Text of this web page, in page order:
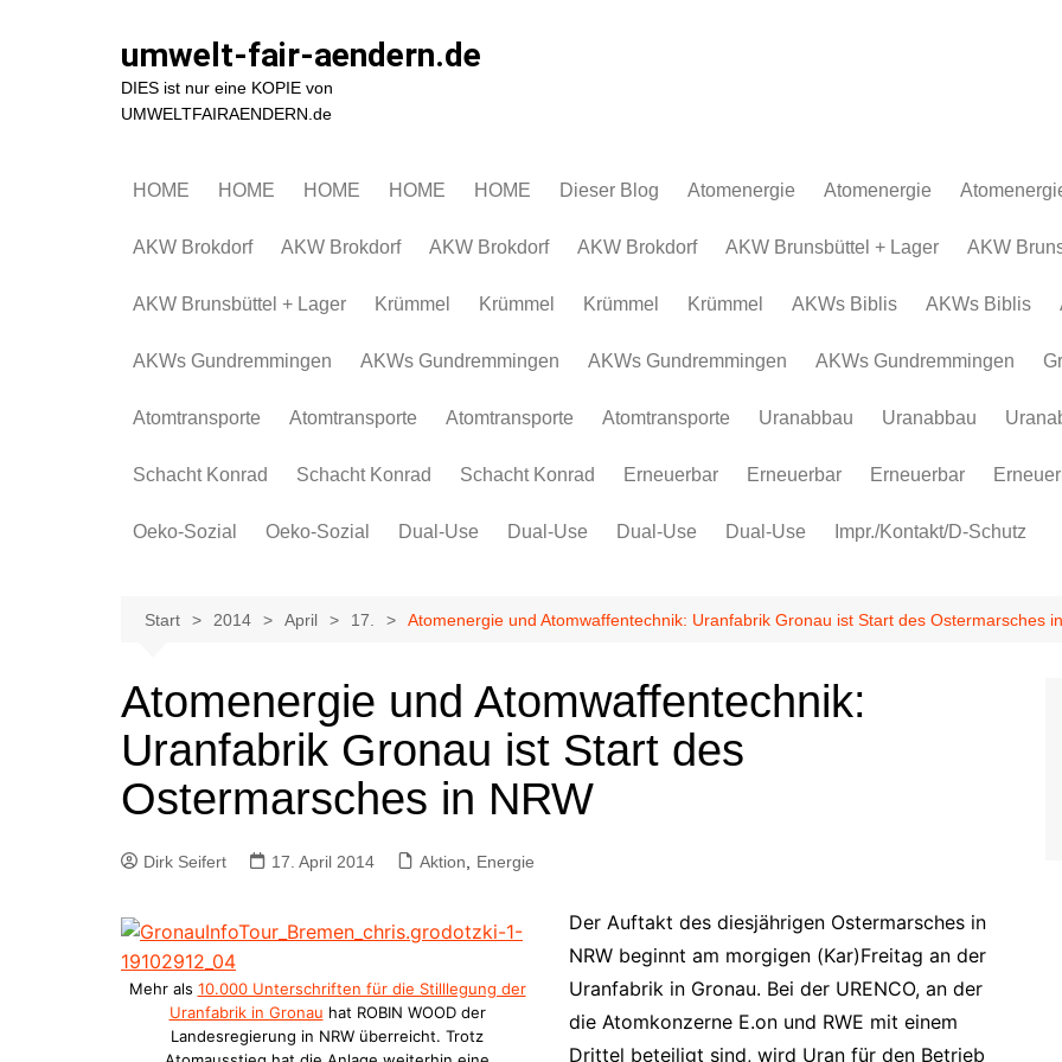
umwelt-fair-aendern.de
DIES ist nur eine KOPIE von
UMWELTFAIRAENDERN.de
HOME HOME HOME HOME HOME Dieser Blog Atomenergie
Atomkraftwerke
AKW
Krümmel
AKWs Biblis
Atomenergie
Atomkraftwerke
Atommüll
Rohstoffe und Konflikte
Atommüll
Rohstoffe
AKW Brokdorf AKW Brokdorf AKW Brokdorf AKW Brokdorf AKW Brunsbüttel + Lager AKW
AKW Brunsbüttel + Lager Krümmel Krümmel Krümmel Krümmel AKWs Biblis AKWs Biblis
AKWs Gundremmingen AKWs Gundremmingen AKWs Gundremmingen AKWs Gundremmingen
Atomtransporte Atomtransporte Atomtransporte Atomtransporte Uranabbau Uranabbau
Schacht Konrad Schacht Konrad Schacht Konrad Erneuerbar Erneuerbar Erneuerbar
Oeko-Sozial
Arbeitsplätze
IG Metall
Oeko-Sozial
Arbeitsplätze
IG Metall
Dual-Use Dual-Use Dual-Use Dual-Use Impr./Kontakt/D-Schutz
Start 2014 April 17. Atomenergie und Atomwaffentechnik: Uranfabrik Gronau ist Start des Ostermarsches
Atomenergie und Atomwaffentechnik:
Uranfabrik Gronau ist Start des
Ostermarsches in NRW
Dirk Seifert 17. April 2014 Aktion Energie
Mehr als 10.000 Unterschriften für die Stilllegung der
Uranfabrik in Gronau hat ROBIN WOOD der
Landesregierung in NRW überreicht. Trotz
Der Auftakt des diesjährigen Ostermarsches in
NRW beginnt am morgigen (Kar)Freitag an der
Uranfabrik in Gronau. Bei der URENCO, an der
die Atomkonzerne E.on und RWE mit einem
Drittel beteiligt sind, wird Uran für den Betrieb